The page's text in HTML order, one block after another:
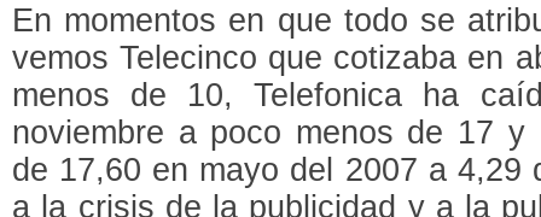
En momentos en que todo se
vemos Telecinco que cotizaba en
menos de 10, Telefonica ha
noviembre a poco menos de 17 y
de 17,60 en mayo del 2007 a 4,29
a la crisis de la publicidad y a la